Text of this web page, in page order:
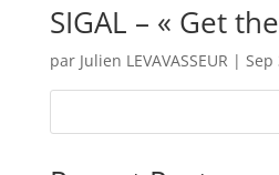
SIGAL – « Get
par Julien LEVAVASSEUR | Sep